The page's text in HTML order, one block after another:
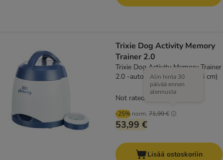
Trixie Dog Activity Memory
Trainer 2.0
Trixie Dog Activity Memory Trainer
2.0 -automaatti (Ø 20 x K 24 cm)
-25% norm. 71,99 €
Alin hinta 30
päivää ennen
alennusta
53,99 €
Not rated
Lisää ostoskoriin